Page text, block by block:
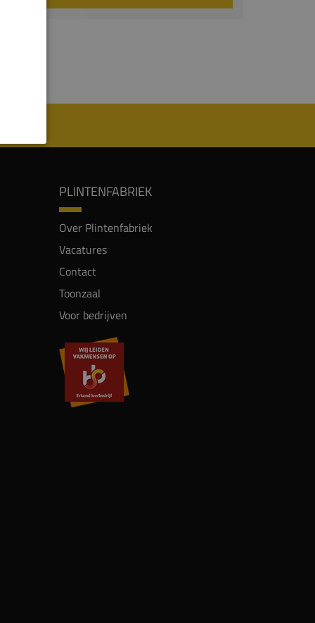
PLINTENFABRIEK
Over Plintenfabriek
Vacatures
Contact
Toonzaal
Voor bedrijven